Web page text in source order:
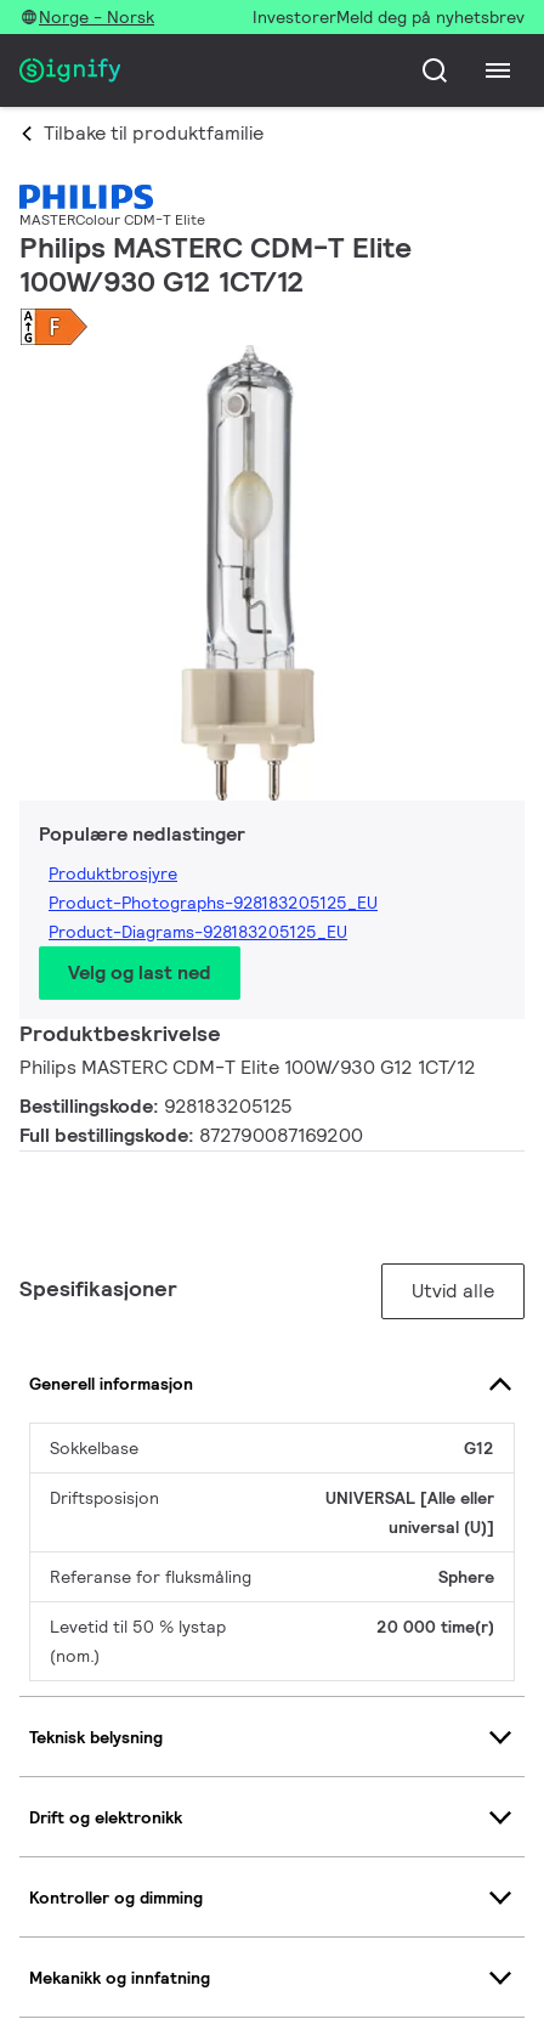
Norge - Norsk InvestorerMeld deg på nyhetsbrev
Tilbake til produktfamilie
MASTERColour CDM-T Elite
Philips MASTERC CDM-T Elite
100W/930 G12 1CT/12
Populære nedlastinger
Produktbrosjyre
Product-Photographs-928183205125_EU
Product-Diagrams-928183205125_EU
Velg og last ned
Produktbeskrivelse
Philips MASTERC CDM-T Elite 100W/930 G12 1CT/12
Bestillingskode: 928183205125
Full bestillingskode: 872790087169200
Spesifikasjoner Utvid alle
Generell informasjon
Sokkelbase G12
Driftsposisjon
UNIVERSAL [Alle eller
universal (U)]
Referanse for fluksmåling Sphere
Levetid til 50 % lystap
(nom.)
20 000 time(r)
Teknisk belysning
Drift og elektronikk
Kontroller og dimming
Mekanikk og innfatning